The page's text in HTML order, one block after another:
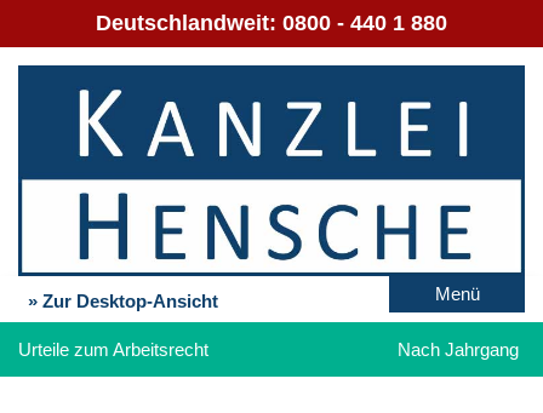
Deutschlandweit: 0800 - 440 1 880
» Zur Desktop-Ansicht Menü
Urteile zum Arbeitsrecht Nach Jahrgang